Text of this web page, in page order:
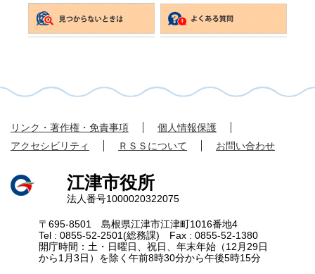
リンク・著作権・免責事項
個人情報保護
アクセシビリティ
ＲＳＳについて お問い合わせ
江津市役所
法人番号1000020322075
〒695-8501 島根県江津市江津町1016番地4
Tel : 0855-52-2501(総務課) Fax : 0855-52-1380
開庁時間：土・日曜日、祝日、年末年始（12月29日
から1月3日）を除く午前8時30分から午後5時15分